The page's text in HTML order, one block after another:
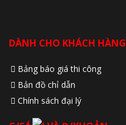
DÀNH CHO KHÁCH HÀNG
Bảng báo giá thi công
Bản đồ chỉ dẫn
Chính sách đại lý